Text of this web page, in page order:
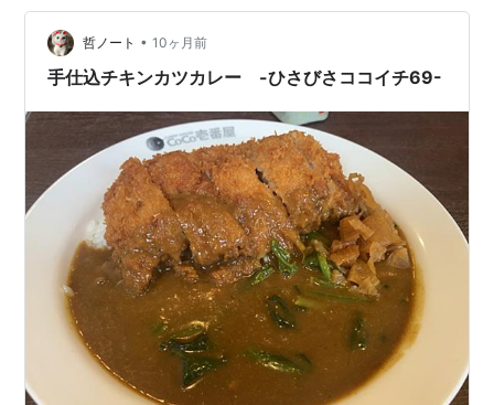
は、別途自転車記事にまとめる予定）。 神鉄沿線にたど
り着くには、もう一つ小さな山を越えなければいけない
が、ハラが減ってしまいどうにもならない。 …
哲ノート • 10ヶ月前
手仕込チキンカツカレー -ひさびさココイチ69-